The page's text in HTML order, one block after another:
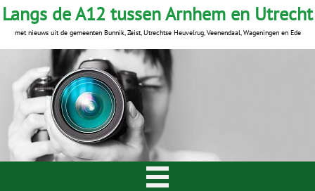
Langs de A12 tussen Arnhem en Utrecht
met nieuws uit de gemeenten Bunnik, Zeist, Utrechtse Heuvelrug, Veenendaal, Wageningen en Ede